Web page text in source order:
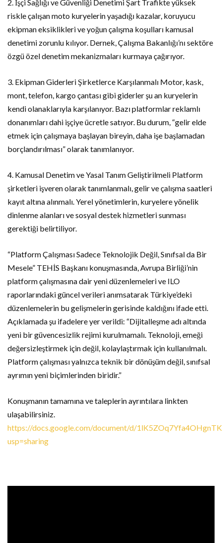
2. İşçi Sağlığı ve Güvenliği Denetimi Şart Trafikte yüksek
riskle çalışan moto kuryelerin yaşadığı kazalar, koruyucu
ekipman eksiklikleri ve yoğun çalışma koşulları kamusal
denetimi zorunlu kılıyor. Dernek, Çalışma Bakanlığı’nı sektöre
özgü özel denetim mekanizmaları kurmaya çağırıyor.
3. Ekipman Giderleri Şirketlerce Karşılanmalı Motor, kask,
mont, telefon, kargo çantası gibi giderler şu an kuryelerin
kendi olanaklarıyla karşılanıyor. Bazı platformlar reklamlı
donanımları dahi işçiye ücretle satıyor. Bu durum, “gelir elde
etmek için çalışmaya başlayan bireyin, daha işe başlamadan
borçlandırılması” olarak tanımlanıyor.
4. Kamusal Denetim ve Yasal Tanım Geliştirilmeli Platform
şirketleri işveren olarak tanımlanmalı, gelir ve çalışma saatleri
kayıt altına alınmalı. Yerel yönetimlerin, kuryelere yönelik
dinlenme alanları ve sosyal destek hizmetleri sunması
gerektiği belirtiliyor.
“Platform Çalışması Sadece Teknolojik Değil, Sınıfsal da Bir
Mesele” TEHİS Başkanı konuşmasında, Avrupa Birliği’nin
platform çalışmasına dair yeni düzenlemeleri ve ILO
raporlarındaki güncel verileri anımsatarak Türkiye’deki
düzenlemelerin bu gelişmelerin gerisinde kaldığını ifade etti.
Açıklamada şu ifadelere yer verildi: “Dijitalleşme adı altında
yeni bir güvencesizlik rejimi kurulmamalı. Teknoloji, emeği
değersizleştirmek için değil, kolaylaştırmak için kullanılmalı.
Platform çalışması yalnızca teknik bir dönüşüm değil, sınıfsal
ayrımın yeni biçimlerinden biridir.”
Konuşmanın tamamına ve taleplerin ayrıntılara linkten
ulaşabilirsiniz.
https://docs.google.com/document/d/
usp=sharing